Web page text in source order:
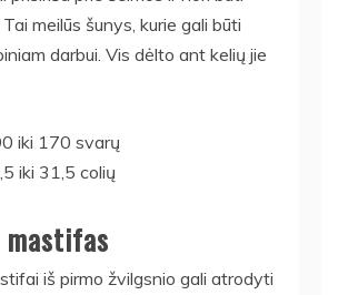
meilūs šunys, kurie gali būti
darbui. Vis dėlto ant kelių jie
iki 170 svarų
iki 31,5 colių
mastifas
iš pirmo žvilgsnio gali atrodyti